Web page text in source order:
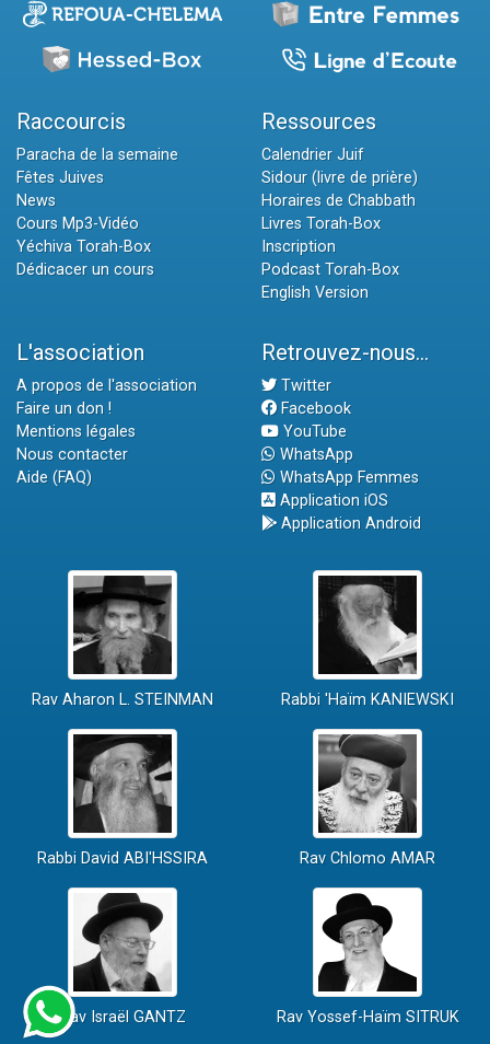
Raccourcis
Paracha de la semaine
Fêtes Juives
News
Cours Mp3-Vidéo
Yéchiva Torah-Box
Dédicacer un cours
Ressources
Calendrier Juif
Sidour (livre de prière)
Horaires de Chabbath
Livres Torah-Box
Inscription
Podcast Torah-Box
English Version
L'association
A propos de l'association
Faire un don !
Mentions légales
Nous contacter
Aide (FAQ)
Retrouvez-nous...
Twitter
Facebook
YouTube
WhatsApp
WhatsApp Femmes
Application iOS
Application Android
Rav Aharon L. STEINMAN Rabbi 'Haïm KANIEWSKI
Rabbi David ABI'HSSIRA Rav Chlomo AMAR
Rav Israël GANTZ Rav Yossef-Haïm SITRUK